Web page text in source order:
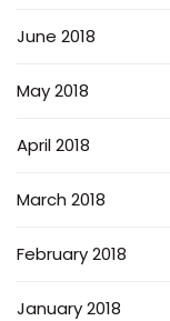
June 2018
May 2018
April 2018
March 2018
February 2018
January 2018